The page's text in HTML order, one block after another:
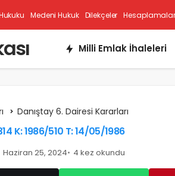
Medeni Hukuk Dilekçeler Hesaplamalar
Milli Emlak İhaleleri
Danıştay 6. Dairesi Kararları
K: 1986/510 T: 14/05/1986
Haziran 25, 2024 4 kez okundu